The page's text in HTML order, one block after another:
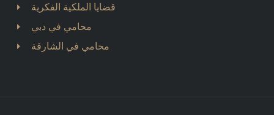
قضايا الملكية الفكرية
محامي في دبي
محامي في الشارقة